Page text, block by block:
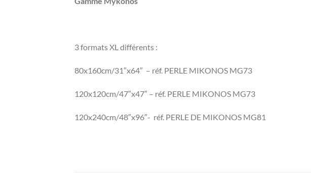
3 formats XL différents :
80x160cm/31″x64″ – réf. PERLE MIKONOS MG73
120x120cm/47″x47″ – réf. PERLE MIKONOS MG73
120x240cm/48″x96″- réf. PERLE DE MIKONOS MG81